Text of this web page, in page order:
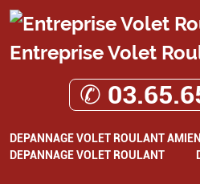
Entreprise Volet
✆
DEPANNAGE VOLET ROULANT
DEPANNAGE VOLET ROULANT